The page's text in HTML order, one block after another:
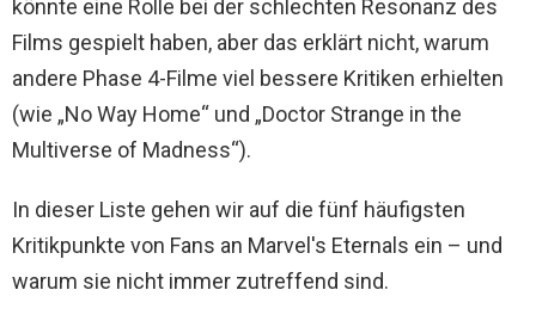
könnte eine Rolle bei der schlechten Resonanz des
Films gespielt haben, aber das erklärt nicht, warum
andere Phase 4-Filme viel bessere Kritiken erhielten
(wie „No Way Home“ und „Doctor Strange in the
Multiverse of Madness“).
In dieser Liste gehen wir auf die fünf häufigsten
Kritikpunkte von Fans an Marvel's Eternals ein – und
warum sie nicht immer zutreffend sind.